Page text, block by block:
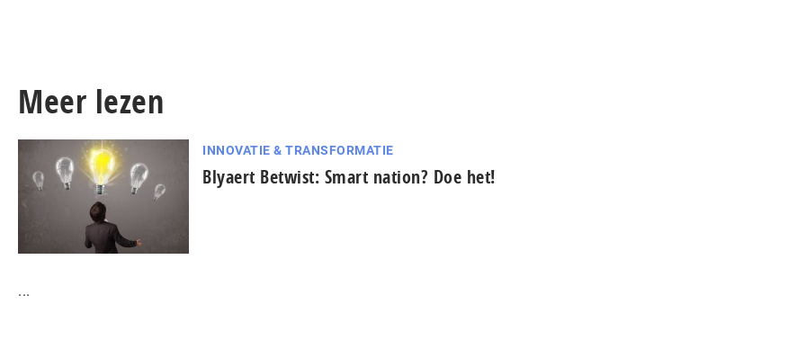
Meer lezen
INNOVATIE & TRANSFORMATIE
Blyaert Betwist: Smart nation? Doe het!
...